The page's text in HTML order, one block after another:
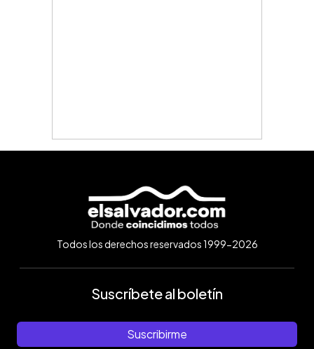
Todos los derechos reservados 1999-2026
Suscríbete al boletín
Suscribirme